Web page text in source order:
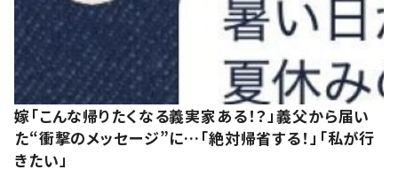
嫁「こんな帰りたくなる義実家ある！？」義父から届い
た“衝撃のメッセージ”に…「絶対帰省する！」「私が行
きたい」